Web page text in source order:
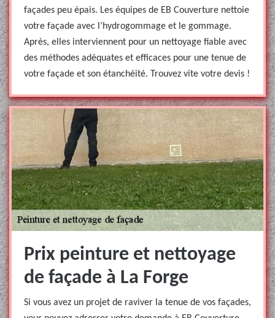
façades peu épais. Les équipes de EB Couverture nettoie
votre façade avec l’hydrogommage et le gommage.
Après, elles interviennent pour un nettoyage fiable avec
des méthodes adéquates et efficaces pour une tenue de
votre façade et son étanchéité. Trouvez vite votre devis !
Prix peinture et nettoyage
de façade à La Forge
Si vous avez un projet de raviver la tenue de vos façades,